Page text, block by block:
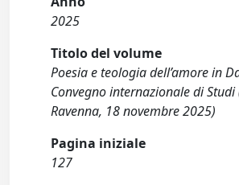
2025
Titolo del volume
Poesia e teologia dell’amore in
Convegno internazionale di
Ravenna, 18 novembre 2025)
Pagina iniziale
127